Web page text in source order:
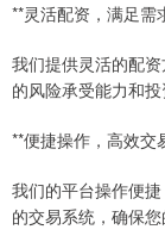
**灵活配资，满足需
我们提供灵活的配
的风险承受能力和
**便捷操作，高效交
我们的平台操作便
的交易系统，确保您